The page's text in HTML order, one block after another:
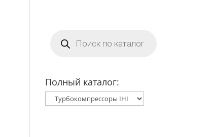
товаров
Полный каталог: